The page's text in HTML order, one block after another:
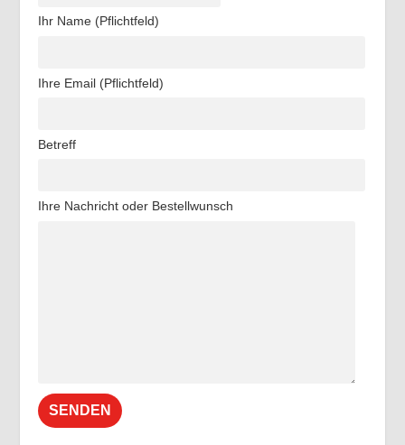
Ihr Name (Pflichtfeld)
Ihre Email (Pflichtfeld)
Betreff
Ihre Nachricht oder Bestellwunsch